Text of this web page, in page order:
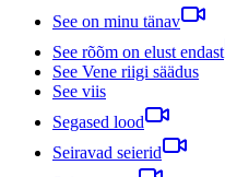
See on minu tänav
See rõõm on elust endast
See Vene riigi säädus
See viis
Segased lood
Seiravad seierid